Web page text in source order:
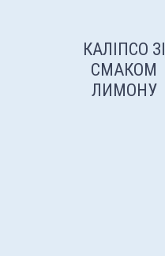
КАЛІПСО ЗІ
СМАКОМ
ЛИМОНУ